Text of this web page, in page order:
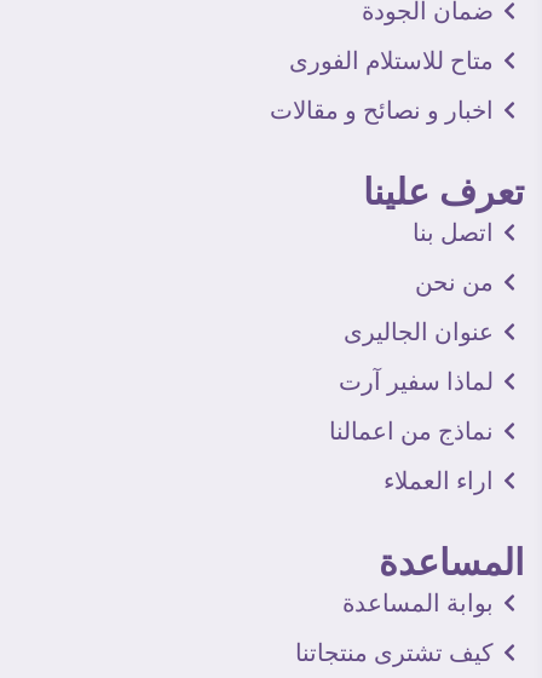
ضمان الجودة
متاح للاستلام الفورى
اخبار و نصائح و مقالات
تعرف علينا
اتصل بنا
من نحن
عنوان الجاليرى
لماذا سفير آرت
نماذج من اعمالنا
اراء العملاء
المساعدة
بوابة المساعدة
كيف تشترى منتجاتنا